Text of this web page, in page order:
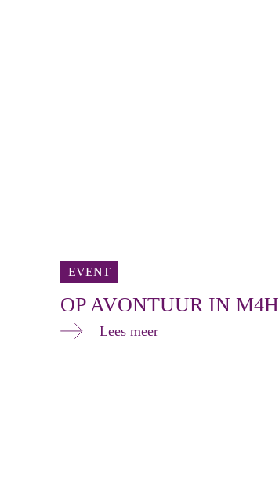
EVENT
OP AVONTUUR IN M4H
Lees meer